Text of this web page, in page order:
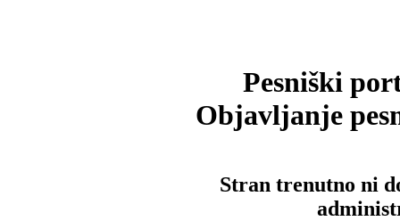
Pesniški
Objavljanje
Stran trenutno ni